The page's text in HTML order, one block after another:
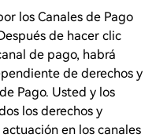
los Canales de Pago
de hacer clic
de pago, habrá
de derechos y
Pago. Usted y los
los derechos y
en los canales